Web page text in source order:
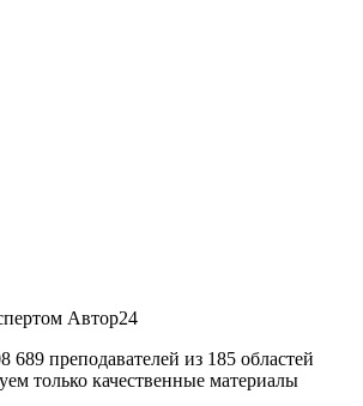
Автор24
689 преподавателей из 185 областей
только качественные материалы